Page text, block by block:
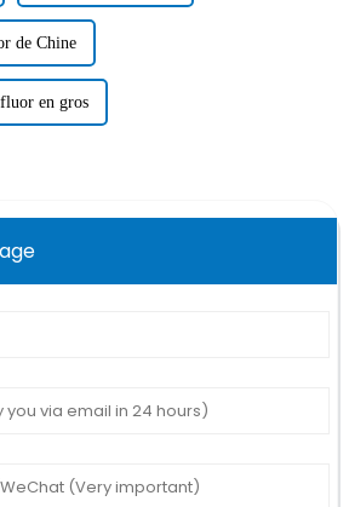
de Chine
en gros